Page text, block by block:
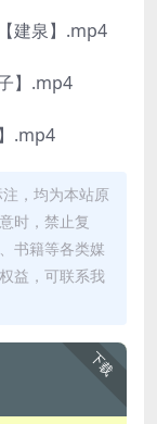
建泉】.mp4
】.mp4
.mp4
，均为本站原
时，禁止复
书籍等各类媒
益，可联系我
下载